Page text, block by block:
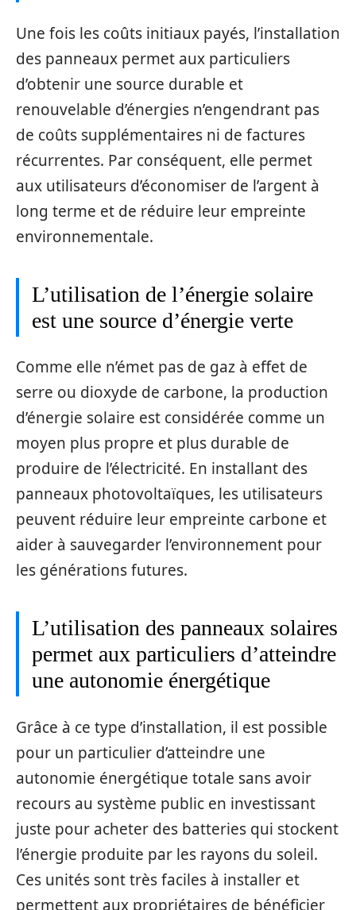
Une fois les coûts initiaux payés, l’installation
des panneaux permet aux particuliers
d’obtenir une source durable et
renouvelable d’énergies n’engendrant pas
de coûts supplémentaires ni de factures
récurrentes. Par conséquent, elle permet
aux utilisateurs d’économiser de l’argent à
long terme et de réduire leur empreinte
environnementale.
L’utilisation de l’énergie solaire
est une source d’énergie verte
Comme elle n’émet pas de gaz à effet de
serre ou dioxyde de carbone, la production
d’énergie solaire est considérée comme un
moyen plus propre et plus durable de
produire de l’électricité. En installant des
panneaux photovoltaïques, les utilisateurs
peuvent réduire leur empreinte carbone et
aider à sauvegarder l’environnement pour
les générations futures.
L’utilisation des panneaux solaires
permet aux particuliers d’atteindre
une autonomie énergétique
Grâce à ce type d’installation, il est possible
pour un particulier d’atteindre une
autonomie énergétique totale sans avoir
recours au système public en investissant
juste pour acheter des batteries qui stockent
l’énergie produite par les rayons du soleil.
Ces unités sont très faciles à installer et
permettent aux propriétaires de bénéficier